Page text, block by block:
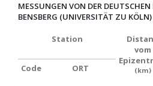
MESSUNGEN VON DER
BENSBERG (UNIVERSITÄT ZU KÖLN)
Station
vom
(km)
Code ORT